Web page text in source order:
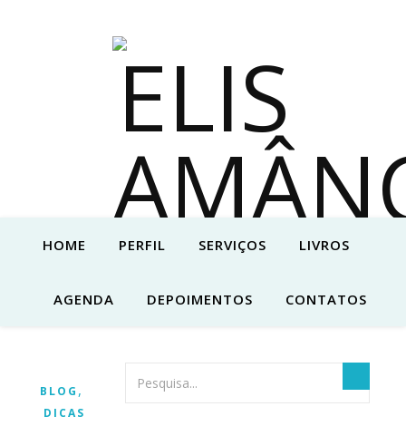
HOME PERFIL SERVIÇOS LIVROS
AGENDA DEPOIMENTOS CONTATOS
BLOG ,
DICAS